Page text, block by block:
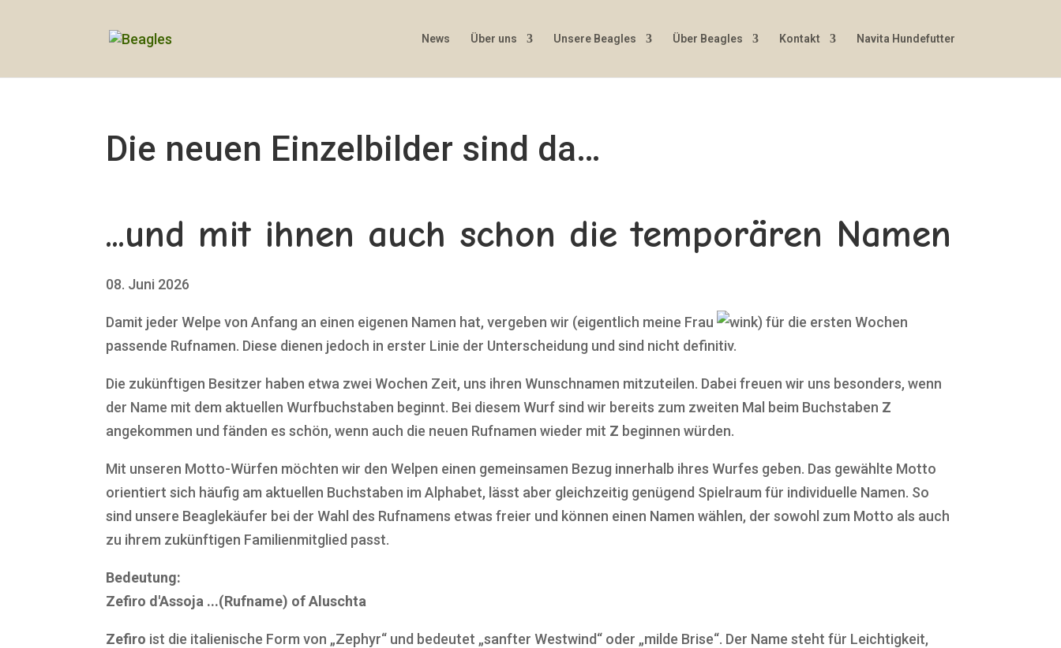
News Über uns Unsere Beagles Über Beagles Kontakt Navita Hundefutter
Die neuen Einzelbilder sind da…
...und mit ihnen auch schon die temporären Namen
08. Juni 2026
Damit jeder Welpe von Anfang an einen eigenen Namen hat, vergeben wir (eigentlich meine Frau
) für die ersten Wochen
passende Rufnamen. Diese dienen jedoch in erster Linie der Unterscheidung und sind nicht definitiv.
Die zukünftigen Besitzer haben etwa zwei Wochen Zeit, uns ihren Wunschnamen mitzuteilen. Dabei freuen wir uns besonders, wenn
der Name mit dem aktuellen Wurfbuchstaben beginnt. Bei diesem Wurf sind wir bereits zum zweiten Mal beim Buchstaben Z
angekommen und fänden es schön, wenn auch die neuen Rufnamen wieder mit Z beginnen würden.
Mit unseren Motto-Würfen möchten wir den Welpen einen gemeinsamen Bezug innerhalb ihres Wurfes geben. Das gewählte Motto
orientiert sich häufig am aktuellen Buchstaben im Alphabet, lässt aber gleichzeitig genügend Spielraum für individuelle Namen. So
sind unsere Beaglekäufer bei der Wahl des Rufnamens etwas freier und können einen Namen wählen, der sowohl zum Motto als auch
zu ihrem zukünftigen Familienmitglied passt.
Bedeutung:
Zefiro d'Assoja ...(Rufname) of Aluschta
Zefiro ist die italienische Form von „Zephyr“ und bedeutet „sanfter Westwind“ oder „milde Brise“. Der Name steht für Leichtigkeit,